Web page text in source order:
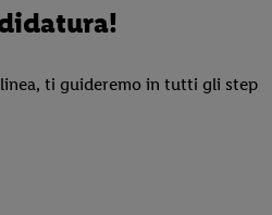
ti guideremo in tutti gli step